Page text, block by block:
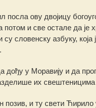
ову двојицу
и све остале да
словенску азбуку,
у Моравију и да
их
и ту свети Ћирило